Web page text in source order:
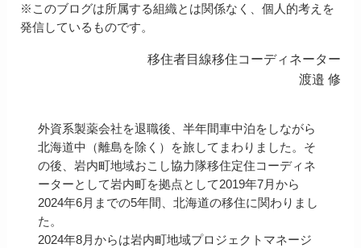
※このブログは所属する組織とは関係なく、個人的考えを
発信しているものです。
移住者目線移住コーディネーター
渡邉 修
外資系製薬会社を退職後、半年間車中泊をしながら
北海道中（離島を除く）を旅してまわりました。そ
の後、岩内町地域おこし協力隊移住定住コーディネ
ーターとして岩内町を拠点として2019年7月から
2024年6月までの5年間、北海道の移住に関わりまし
た。
2024年8月からは岩内町地域プロジェクトマネージ